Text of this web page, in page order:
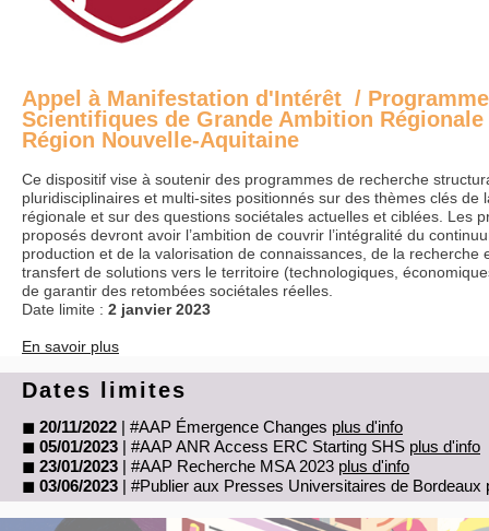
Appel à Manifestation d'Intérêt /
Scientifiques de Grande Ambition
Région Nouvelle-Aquitaine
Ce dispositif vise à soutenir des programmes de recherche
pluridisciplinaires et multi-sites positionnés sur des thèmes clés de
régionale et sur des questions sociétales actuelles et ciblées. Les
proposés devront avoir l’ambition de couvrir l’intégralité du
production et de la valorisation de connaissances, de la recherche
transfert de solutions vers le territoire (technologiques,
de garantir des retombées sociétales réelles.
Date limite : 2 janvier 2023
En savoir plus
Dates limites
◼ 20/11/2022 | #AAP Émergence Changes plus d'info
◼ 05/01/2023 | #AAP ANR Access ERC Starting SHS plus d'info
◼ 23/01/2023 | #AAP Recherche MSA 2023 plus d'info
◼ 03/06/2023 | #Publier aux Presses Universitaires de Bordeaux